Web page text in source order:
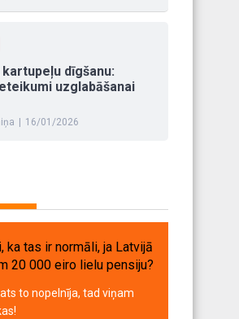
dīgšanu:
uzglabāšanai
16/01/2026
ka tas ir normāli, ja Latvijā
20 000 eiro lielu pensiju?
to nopelnīja, tad viņam